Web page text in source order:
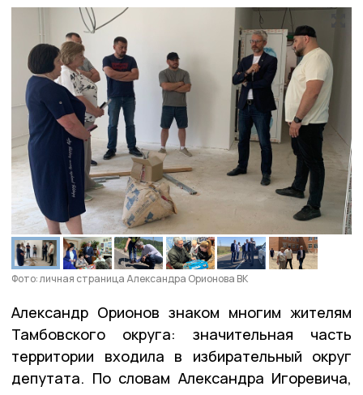
Фото: личная страница Александра Орионова ВК
Александр Орионов знаком многим жителям
Тамбовского округа: значительная часть
территории входила в избирательный округ
депутата. По словам Александра Игоревича,